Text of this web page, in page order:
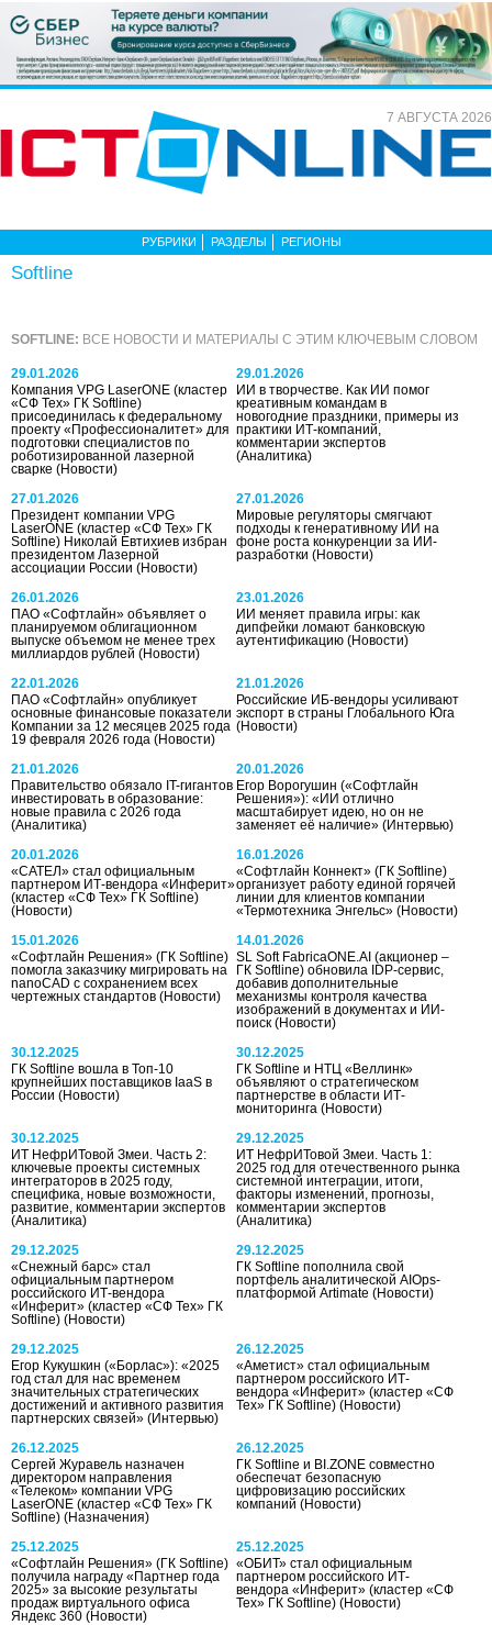
7 АВГУСТА 2026
РУБРИКИ РАЗДЕЛЫ РЕГИОНЫ
Softline
SOFTLINE: ВСЕ НОВОСТИ И МАТЕРИАЛЫ С ЭТИМ КЛЮЧЕВЫМ СЛОВОМ
29.01.2026
Компания VPG LaserONE (кластер
«СФ Тех» ГК Softline)
присоединилась к федеральному
проекту «Профессионалитет» для
подготовки специалистов по
роботизированной лазерной
сварке (Новости)
29.01.2026
ИИ в творчестве. Как ИИ помог
креативным командам в
новогодние праздники, примеры из
практики ИТ-компаний,
комментарии экспертов
(Аналитика)
27.01.2026
Президент компании VPG
LaserONE (кластер «СФ Тех» ГК
Softline) Николай Евтихиев избран
президентом Лазерной
ассоциации России (Новости)
27.01.2026
Мировые регуляторы смягчают
подходы к генеративному ИИ на
фоне роста конкуренции за ИИ-
разработки(Новости)
26.01.2026
ПАО «Софтлайн» объявляет о
планируемом облигационном
выпуске объемом не менее трех
миллиардов рублей (Новости)
23.01.2026
ИИ меняет правила игры: как
дипфейки ломают банковскую
аутентификацию(Новости)
22.01.2026
ПАО «Софтлайн» опубликует
основные финансовые показатели
Компании за 12 месяцев 2025 года
19 февраля 2026 года (Новости)
21.01.2026
Российские ИБ-вендоры усиливают
экспорт в страны Глобального Юга
(Новости)
21.01.2026
Правительство обязало IT-гигантов
инвестировать в образование:
новые правила с 2026 года
(Аналитика)
20.01.2026
Егор Ворогушин («Софтлайн
Решения»): «ИИ отлично
масштабирует идею, но он не
заменяет её наличие»(Интервью)
20.01.2026
«САТЕЛ» стал официальным
партнером ИТ-вендора «Инферит»
(кластер «СФ Тех» ГК Softline)
(Новости)
16.01.2026
«Софтлайн Коннект» (ГК Softline)
организует работу единой горячей
линии для клиентов компании
«Термотехника Энгельс»(Новости)
15.01.2026
«Софтлайн Решения» (ГК Softline)
помогла заказчику мигрировать на
nanoCAD с сохранением всех
чертежных стандартов (Новости)
14.01.2026
SL Soft FabricaONE.AI (акционер –
ГК Softline) обновила IDP-сервис,
добавив дополнительные
механизмы контроля качества
изображений в документах и ИИ-
поиск(Новости)
30.12.2025
ГК Softline вошла в Топ-10
крупнейших поставщиков IaaS в
России (Новости)
30.12.2025
ГК Softline и НТЦ «Веллинк»
объявляют о стратегическом
партнерстве в области ИТ-
мониторинга(Новости)
30.12.2025
ИТ НефрИТовой Змеи. Часть 2:
ключевые проекты системных
интеграторов в 2025 году,
специфика, новые возможности,
развитие, комментарии экспертов
(Аналитика)
29.12.2025
ИТ НефрИТовой Змеи. Часть 1:
2025 год для отечественного рынка
системной интеграции, итоги,
факторы изменений, прогнозы,
комментарии экспертов
(Аналитика)
29.12.2025
«Снежный барс» стал
официальным партнером
российского ИТ-вендора
«Инферит» (кластер «СФ Тех» ГК
Softline) (Новости)
29.12.2025
ГК Softline пополнила свой
портфель аналитической AIOps-
платформой Artimate(Новости)
29.12.2025
Егор Кукушкин («Борлас»): «2025
год стал для нас временем
значительных стратегических
достижений и активного развития
партнерских связей» (Интервью)
26.12.2025
«Аметист» стал официальным
партнером российского ИТ-
вендора «Инферит» (кластер «СФ
Тех» ГК Softline)(Новости)
26.12.2025
Сергей Журавель назначен
директором направления
«Телеком» компании VPG
LaserONE (кластер «СФ Тех» ГК
Softline) (Назначения)
26.12.2025
ГК Softline и BI.ZONE совместно
обеспечат безопасную
цифровизацию российских
компаний(Новости)
25.12.2025
«Софтлайн Решения» (ГК Softline)
получила награду «Партнер года
2025» за высокие результаты
продаж виртуального офиса
Яндекс 360 (Новости)
25.12.2025
«ОБИТ» стал официальным
партнером российского ИТ-
вендора «Инферит» (кластер «СФ
Тех» ГК Softline)(Новости)